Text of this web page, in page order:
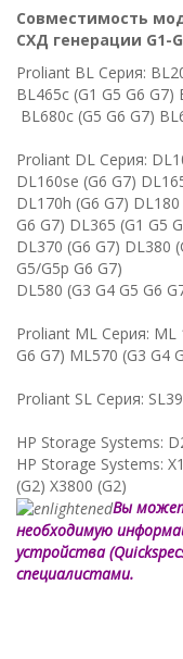
Совместимость
СХД генерации G1-
Proliant BL Серия:
BL465c (G1 G5 G6 G7)
BL680c (G5 G6 G7)
Proliant DL Серия:
DL160se (G6 G7)
DL170h (G6 G7)
G6 G7) DL365 (G1 G5
DL370 (G6 G7) DL380
G5/G5p G6 G7)
DL580 (G3 G4 G5 G6
Proliant ML Серия: ML
G6 G7) ML570 (G3 G4
Proliant SL Серия:
HP Storage Systems:
HP Storage Systems:
(G2) X3800 (G2)
Вы
необходимую
устройства
специалистами.